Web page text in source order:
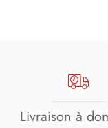
Livraison à